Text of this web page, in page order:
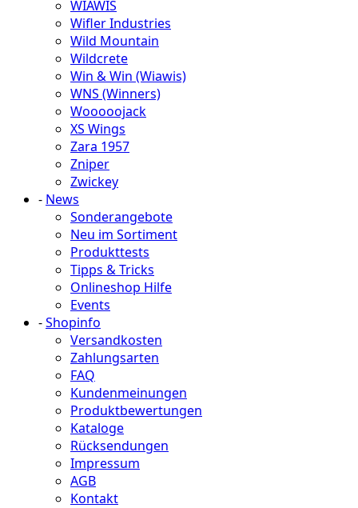
WIAWIS
Wifler Industries
Wild Mountain
Wildcrete
Win & Win (Wiawis)
WNS (Winners)
Wooooojack
XS Wings
Zara 1957
Zniper
Zwickey
- News
Sonderangebote
Neu im Sortiment
Produkttests
Tipps & Tricks
Onlineshop Hilfe
Events
-Shopinfo
Versandkosten
Zahlungsarten
FAQ
Kundenmeinungen
Produktbewertungen
Kataloge
Rücksendungen
Impressum
AGB
Kontakt